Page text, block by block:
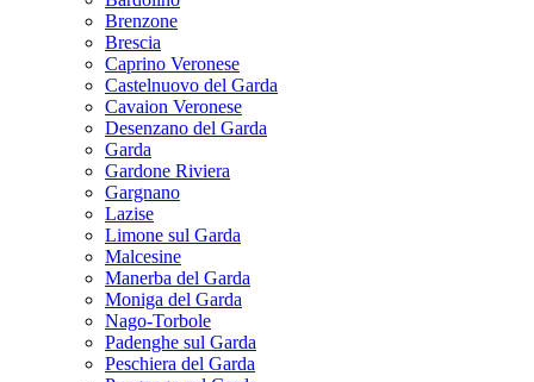
Brenzone
Brescia
Caprino Veronese
Castelnuovo del Garda
Cavaion Veronese
Desenzano del Garda
Garda
Gardone Riviera
Gargnano
Lazise
Limone sul Garda
Malcesine
Manerba del Garda
Moniga del Garda
Nago-Torbole
Padenghe sul Garda
Peschiera del Garda